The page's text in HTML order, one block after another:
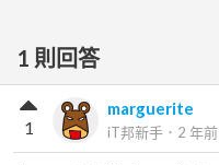
1 則回答
marguerite
iT邦新手 ． 2 年前
1